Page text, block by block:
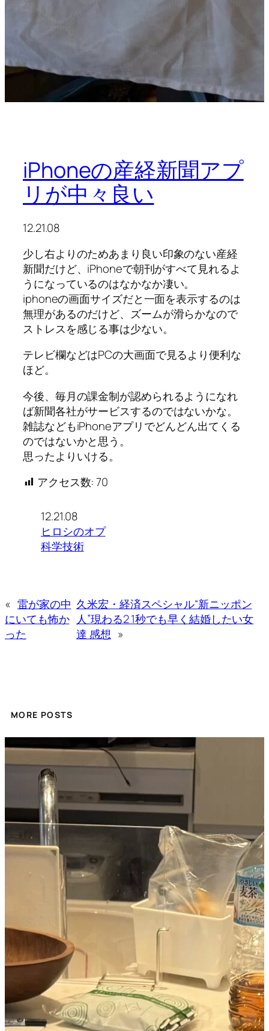
iPhoneの産経新聞アプ
リが中々良い
12.21.08
少し右よりのためあまり良い印象のない産経
新聞だけど、iPhoneで朝刊がすべて見れるよ
うになっているのはなかなか凄い。
iphoneの画面サイズだと一面を表示するのは
無理があるのだけど、ズームが滑らかなので
ストレスを感じる事は少ない。
テレビ欄などはPCの大画面で見るより便利な
ほど。
今後、毎月の課金制が認められるようになれ
ば新聞各社がサービスするのではないかな。
雑誌などもiPhoneアプリでどんどん出てくる
のではないかと思う。
思ったよりいける。
アクセス数: 70
12.21.08
ヒロシのオプ
科学技術
« 雷が家の中
にいても怖か
った
久米宏・経済スペシャル“新ニッポン
人”現わる2 1秒でも早く結婚したい女
達 感想 »
MORE POSTS